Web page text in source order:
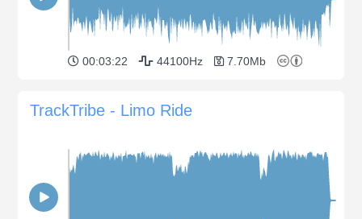
00:03:22 44100Hz 7.70Mb
TrackTribe - Limo Ride